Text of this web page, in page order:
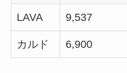
LAVA 9,537
カルド 6,900